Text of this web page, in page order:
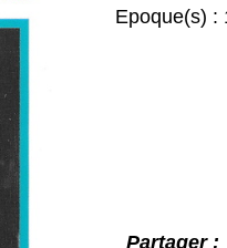
Epoque(s) :
Partager :